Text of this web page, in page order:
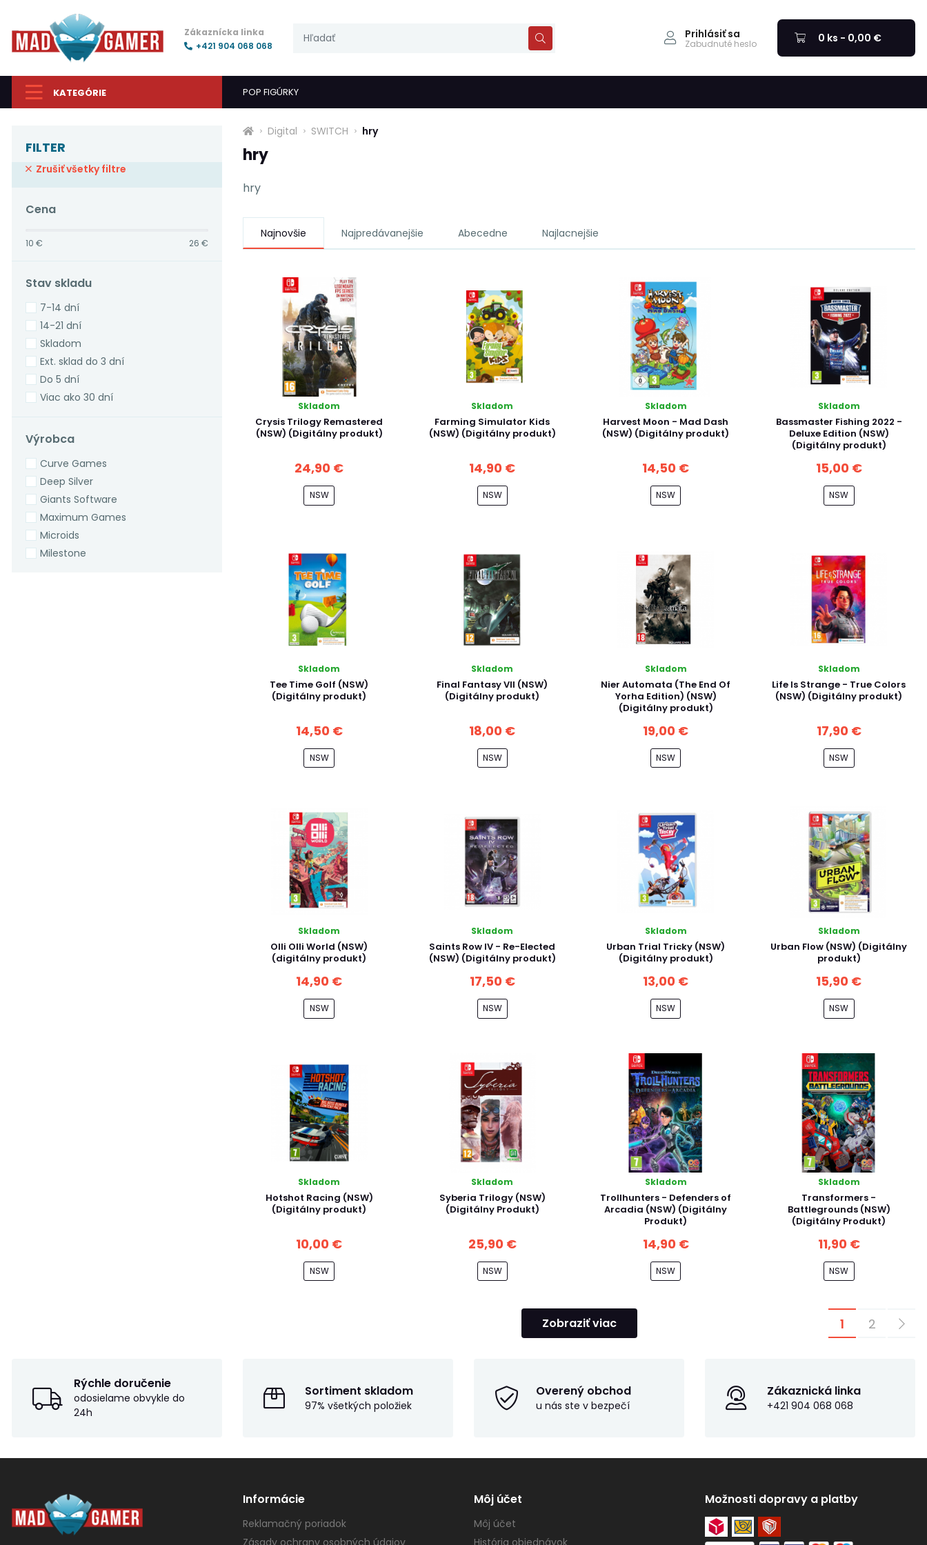
Zákaznícka linka
+421 904 068 068
Prihlásiť sa
Zabudnuté heslo 0 ks - 0,00 €
KATEGÓRIE POP FIGÚRKY
FILTER
Zrušiť všetky filtre
Cena
10 € 26 €
Stav skladu
7-14 dní
14-21 dní
Skladom
Ext. sklad do 3 dní
Do 5 dní
Viac ako 30 dní
Na objednávku
Výrobca
Curve Games
Deep Silver
Giants Software
Maximum Games
Microids
Milestone
Digital SWITCH hry
hry
hry
Najnovšie Najpredávanejšie Abecedne Najlacnejšie
Skladom
Crysis Trilogy Remastered
(NSW) (Digitálny produkt)
24,90 €
NSW
Skladom
Farming Simulator Kids
(NSW) (Digitálny produkt)
14,90 €
NSW
Skladom
Harvest Moon - Mad Dash
(NSW) (Digitálny produkt)
14,50 €
NSW
Skladom
Bassmaster Fishing 2022 -
Deluxe Edition (NSW)
(Digitálny produkt)
15,00 €
NSW
Skladom
Tee Time Golf (NSW)
(Digitálny produkt)
14,50 €
NSW
Skladom
Final Fantasy VII (NSW)
(Digitálny produkt)
18,00 €
NSW
Skladom
Nier Automata (The End Of
Yorha Edition) (NSW)
(Digitálny produkt)
19,00 €
NSW
Skladom
Life Is Strange - True Colors
(NSW) (Digitálny produkt)
17,90 €
NSW
Skladom
Olli Olli World (NSW)
(digitálny produkt)
14,90 €
NSW
Skladom
Saints Row IV - Re-Elected
(NSW) (Digitálny produkt)
17,50 €
NSW
Skladom
Urban Trial Tricky (NSW)
(Digitálny produkt)
13,00 €
NSW
Skladom
Urban Flow (NSW) (Digitálny
produkt)
15,90 €
NSW
Skladom
Hotshot Racing (NSW)
(Digitálny produkt)
10,00 €
NSW
Skladom
Syberia Trilogy (NSW)
(Digitálny Produkt)
25,90 €
NSW
Skladom
Trollhunters - Defenders of
Arcadia (NSW) (Digitálny
Produkt)
14,90 €
NSW
Skladom
Transformers -
Battlegrounds (NSW)
(Digitálny Produkt)
11,90 €
NSW
Zobraziť viac 1 2
Rýchle doručenie
odosielame obvykle do
24h
Sortiment skladom
97% všetkých položiek
Overený obchod
u nás ste v bezpečí
Zákaznická linka
+421 904 068 068
Informácie
Reklamačný poriadok
Zásady ochrany osobných údajov
Môj účet
Môj účet
História objednávok
Možnosti dopravy a platby